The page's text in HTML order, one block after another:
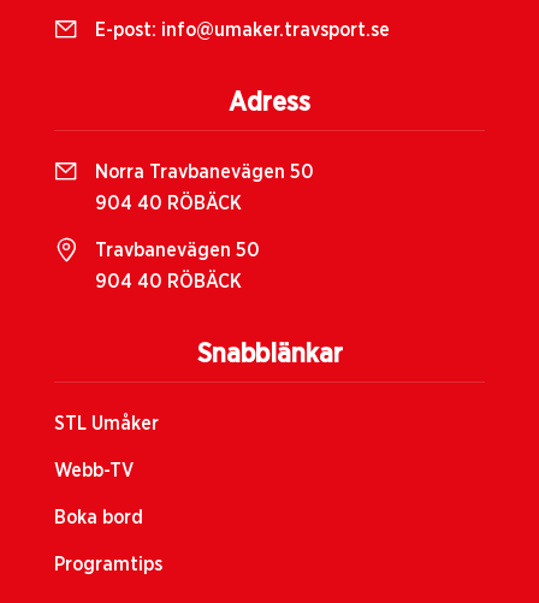
Snabblänkar
STL Umåker
Webb-TV
Boka bord
Programtips
E-post: info@umaker.travsport.se
Adress
Norra Travbanevägen 50
904 40 RÖBÄCK
Travbanevägen 50
904 40 RÖBÄCK